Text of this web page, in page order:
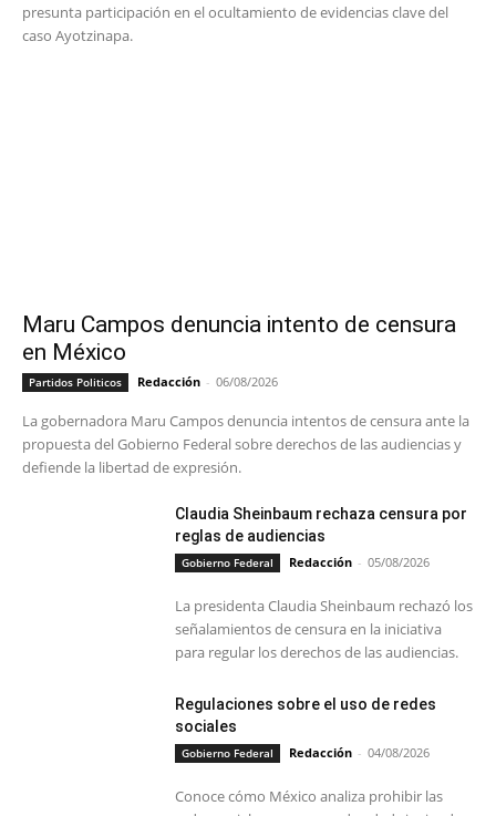
presunta participación en el ocultamiento de evidencias clave del
caso Ayotzinapa.
Maru Campos denuncia intento de censura
en México
Partidos Politicos Redacción - 06/08/2026
La gobernadora Maru Campos denuncia intentos de censura ante la
propuesta del Gobierno Federal sobre derechos de las audiencias y
defiende la libertad de expresión.
Claudia Sheinbaum rechaza censura por
reglas de audiencias
Gobierno Federal Redacción - 05/08/2026
La presidenta Claudia Sheinbaum rechazó los
señalamientos de censura en la iniciativa
para regular los derechos de las audiencias.
Regulaciones sobre el uso de redes
sociales
Gobierno Federal Redacción - 04/08/2026
Conoce cómo México analiza prohibir las